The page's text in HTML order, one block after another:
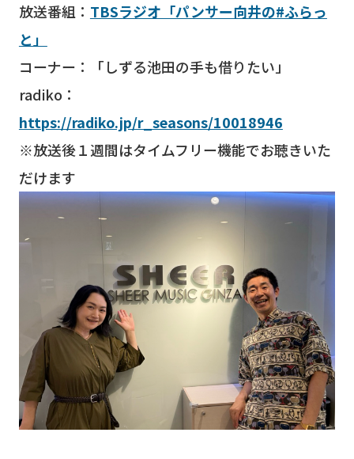
放送番組： TBSラジオ「パンサー向井の#ふらっ
と」
コーナー：「しずる池田の手も借りたい」
radiko：
https://radiko.jp/r_seasons/10018946
※放送後１週間はタイムフリー機能でお聴きいた
だけます